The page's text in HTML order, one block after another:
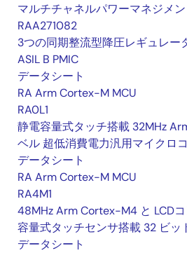
マルチチャネルパワーマネジメ
RAA271082
3つの同期整流型降圧レギュレー
ASIL B PMIC
データシート
RA Arm Cortex-M MCU
RA0L1
静電容量式タッチ搭載 32MHz
ベル 超低消費電力汎用マイクロ
データシート
RA Arm Cortex-M MCU
RA4M1
48MHz Arm Cortex-M4 と LCD
容量式タッチセンサ搭載 32 ビッ
データシート